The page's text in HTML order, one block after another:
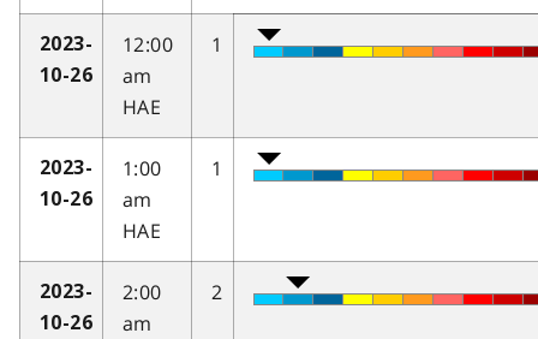
2023-
10-26
12:00
am
HAE
1
2023-
10-26
1:00
am
HAE
1
2023-
10-26
2:00
am
2